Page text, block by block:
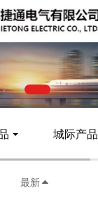
城际产品
最新